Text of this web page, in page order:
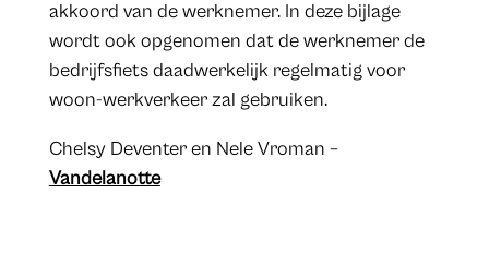
akkoord van de werknemer. In deze bijlage
wordt ook opgenomen dat de werknemer de
bedrijfsfiets daadwerkelijk regelmatig voor
woon-werkverkeer zal gebruiken.
Chelsy Deventer en Nele Vroman –
Vandelanotte